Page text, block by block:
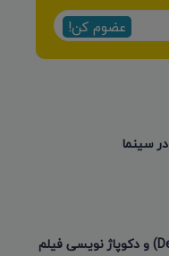
عضوم کن!
سینما